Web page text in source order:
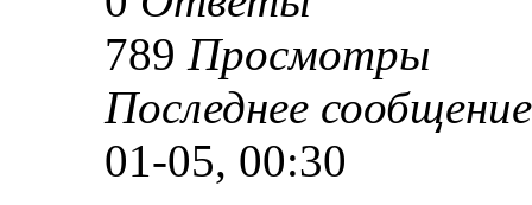
789 Просмотры
Последнее
01-05, 00:30